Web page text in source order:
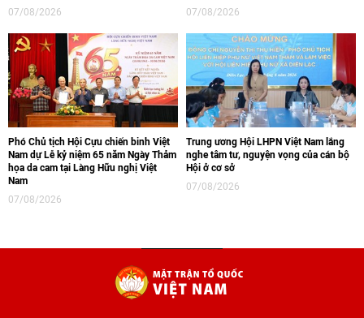
07/08/2026
07/08/2026
Phó Chủ tịch Hội Cựu chiến binh Việt
Nam dự Lễ kỷ niệm 65 năm Ngày Thảm
họa da cam tại Làng Hữu nghị Việt
Nam
07/08/2026
Trung ương Hội LHPN Việt Nam lắng
nghe tâm tư, nguyện vọng của cán bộ
Hội ở cơ sở
07/08/2026